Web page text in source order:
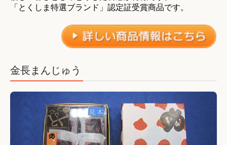
「とくしま特選ブランド」認定証受賞商品です。
金長まんじゅう